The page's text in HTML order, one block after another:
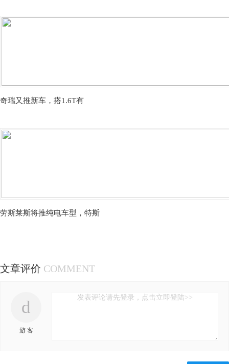
奇瑞又推新车，搭1.6T有
劳斯莱斯将推纯电车型，特斯
文章评价 COMMENT
d
游 客
发表评论请先登录，点击立即登陆>>